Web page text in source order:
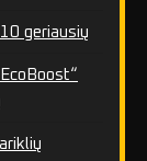
geriausių